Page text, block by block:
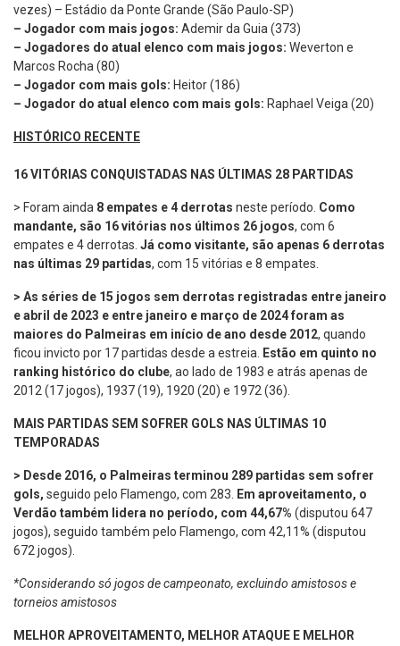
vezes) – Estádio da Ponte Grande (São Paulo-SP)
– Jogador com mais jogos: Ademir da Guia (373)
– Jogadores do atual elenco com mais jogos: Weverton e
Marcos Rocha (80)
– Jogador com mais gols: Heitor (186)
– Jogador do atual elenco com mais gols: Raphael Veiga (20)
HISTÓRICO RECENTE
16 VITÓRIAS CONQUISTADAS NAS ÚLTIMAS 28 PARTIDAS
> Foram ainda 8 empates e 4 derrotas neste período. Como
mandante, são 16 vitórias nos últimos 26 jogos, com 6
empates e 4 derrotas. Já como visitante, são apenas 6 derrotas
nas últimas 29 partidas, com 15 vitórias e 8 empates.
> As séries de 15 jogos sem derrotas registradas entre janeiro
e abril de 2023 e entre janeiro e março de 2024 foram as
maiores do Palmeiras em início de ano desde 2012, quando
ficou invicto por 17 partidas desde a estreia.
Estão em quinto no
ranking histórico do clube, ao lado de 1983 e atrás apenas de
2012 (17 jogos), 1937 (19), 1920 (20) e 1972 (36).
MAIS PARTIDAS SEM SOFRER GOLS NAS ÚLTIMAS 10
TEMPORADAS
> Desde 2016, o Palmeiras terminou 289 partidas sem sofrer
gols, seguido pelo Flamengo, com 283.
Em aproveitamento, o
Verdão também lidera no período, com 44,67% (disputou 647
jogos), seguido também pelo Flamengo, com 42,11% (disputou
672 jogos).
*Considerando só jogos de campeonato, excluindo amistosos e
torneios amistosos
MELHOR APROVEITAMENTO, MELHOR ATAQUE E MELHOR